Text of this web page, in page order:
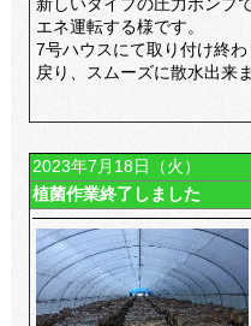
新しいタイプの圧力ポンプ
エネ運転する様です。
7号ハウスにて取り付け終
戻り、スムーズに散水出来
2023年7月18日（火）
植菌作業終了しました